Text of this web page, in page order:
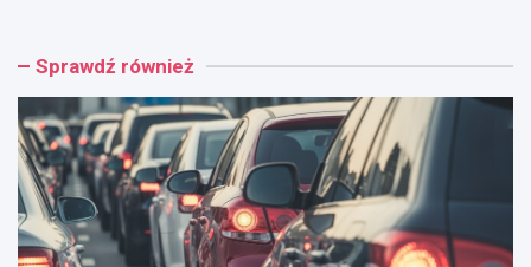
e
n
a
A
4
:
C
z
z
e
h
o
ł
d
o
w
Sprawdź również